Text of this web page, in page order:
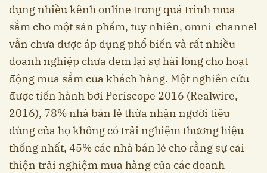
dụng nhiều kênh online trong quá trình mua
sắm cho một sản phẩm, tuy nhiên, omni-channel
vẫn chưa được áp dụng phổ biến và rất nhiều
doanh nghiệp chưa đem lại sự hài lòng cho hoạt
động mua sắm của khách hàng. Một nghiên cứu
được tiến hành bởi Periscope 2016 (Realwire,
2016), 78% nhà bán lẻ thừa nhận người tiêu
dùng của họ không có trải nghiệm thương hiệu
thống nhất, 45% các nhà bán lẻ cho rằng sự cải
thiện trải nghiệm mua hàng của các doanh